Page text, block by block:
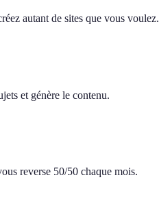
autant de sites que vous voulez.
et génère le contenu.
reverse 50/50 chaque mois.